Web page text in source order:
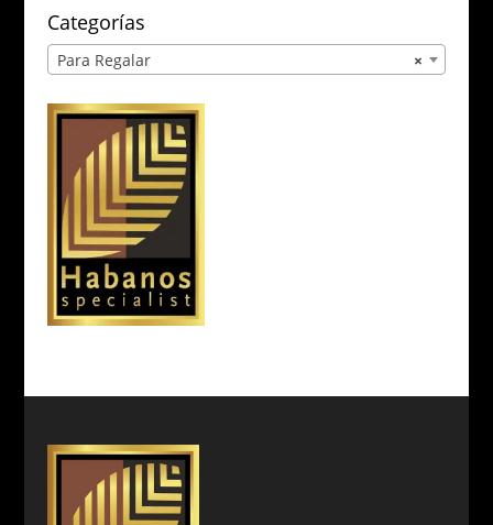
Categorías
×
Para Regalar